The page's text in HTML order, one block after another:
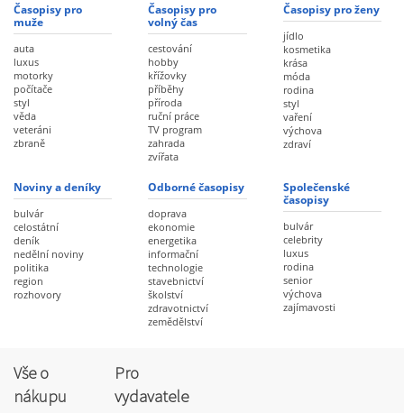
Časopisy pro
muže
auta
luxus
motorky
počítače
styl
věda
veteráni
zbraně
Časopisy pro
volný čas
cestování
hobby
křížovky
příběhy
příroda
ruční práce
TV program
zahrada
zvířata
Časopisy pro ženy
jídlo
kosmetika
krása
móda
rodina
styl
vaření
výchova
zdraví
Noviny a deníky
bulvár
celostátní
deník
nedělní noviny
politika
region
rozhovory
Odborné časopisy
doprava
ekonomie
energetika
informační
technologie
stavebnictví
školství
zdravotnictví
zemědělství
Společenské
časopisy
bulvár
celebrity
luxus
rodina
senior
výchova
zajímavosti
Vše o
nákupu
Pro
vydavatele